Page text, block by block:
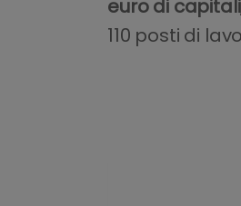
euro di capitali
110 posti di